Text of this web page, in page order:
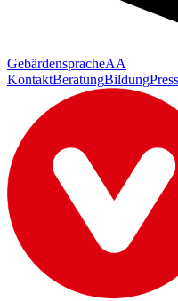
GebärdenspracheAA
KontaktBeratungBildung